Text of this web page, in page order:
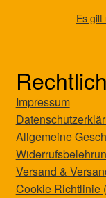
Es
Impressum
Allgemeine
Versand &
Cookie Richtlinie